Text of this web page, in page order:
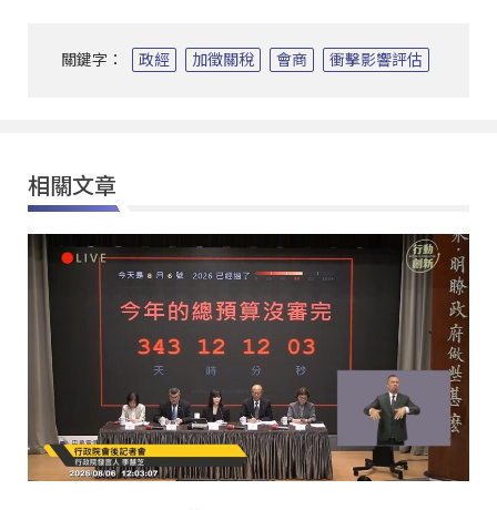
關鍵字： 政經 加徵關稅 會商 衝擊影響評估
相關文章